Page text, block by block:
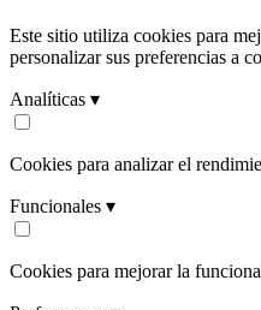
Este sitio utiliza cookies para
personalizar sus preferencias a
Analíticas ▾
Cookies para analizar el
Funcionales ▾
Cookies para mejorar la